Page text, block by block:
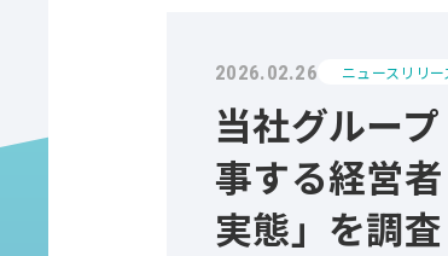
2026.02.26 ニュースリリー
当社グルー
事する経営
実態」を調